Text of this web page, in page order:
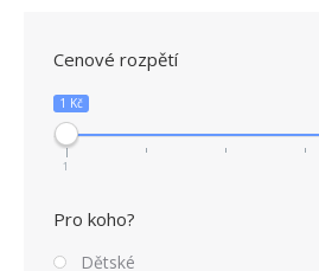
Cenové rozpětí
1 Kč
1
Pro koho?
Dětské